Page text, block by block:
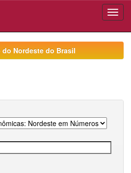
do Nordeste do Brasil